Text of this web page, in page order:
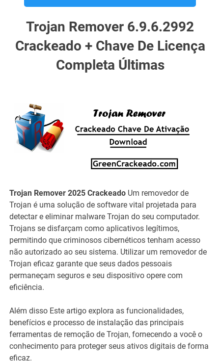
Trojan Remover 6.9.6.2992
Crackeado + Chave De Licença
Completa Últimas
Trojan Remover 2025 Crackeado Um removedor de
Trojan é uma solução de software vital projetada para
detectar e eliminar malware Trojan do seu computador.
Trojans se disfarçam como aplicativos legítimos,
permitindo que criminosos cibernéticos tenham acesso
não autorizado ao seu sistema. Utilizar um removedor de
Trojan eficaz garante que seus dados pessoais
permaneçam seguros e seu dispositivo opere com
eficiência.
Além disso Este artigo explora as funcionalidades,
benefícios e processo de instalação das principais
ferramentas de remoção de Trojan, fornecendo a você o
conhecimento para proteger seus ativos digitais de forma
eficaz.